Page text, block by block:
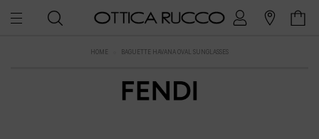
HOME BAGUETTE HAVANA OVAL SUNGLASSES